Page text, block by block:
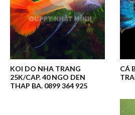
KOI DO NHA TRANG
25K/CAP. 40 NGO DEN
THAP BA. 0899 364 925
CÁ